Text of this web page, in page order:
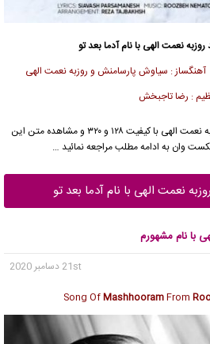
روزبه نعمت الهی با نام آدما بعد تو
: سیاوش پارسامنش و روزبه نعمت الهی
: رضا تاجبخش
نعمت الهی
با کیفیت ۱۲۸ و ۳۲۰ و مشاهده متن این
وان به ادامه مطلب مراجعه نمائید …
نعمت الهی با نام آدما بعد تو
با نام مشهورم
21st دسامبر 2020
Song OfMashhooramFrom